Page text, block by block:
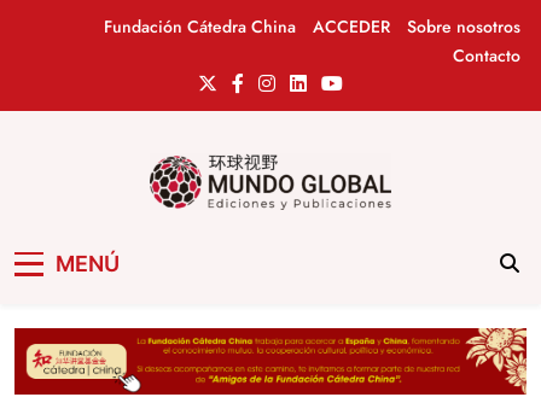
Fundación Cátedra China ACCEDER
Sobre nosotros
Contacto
MENÚ